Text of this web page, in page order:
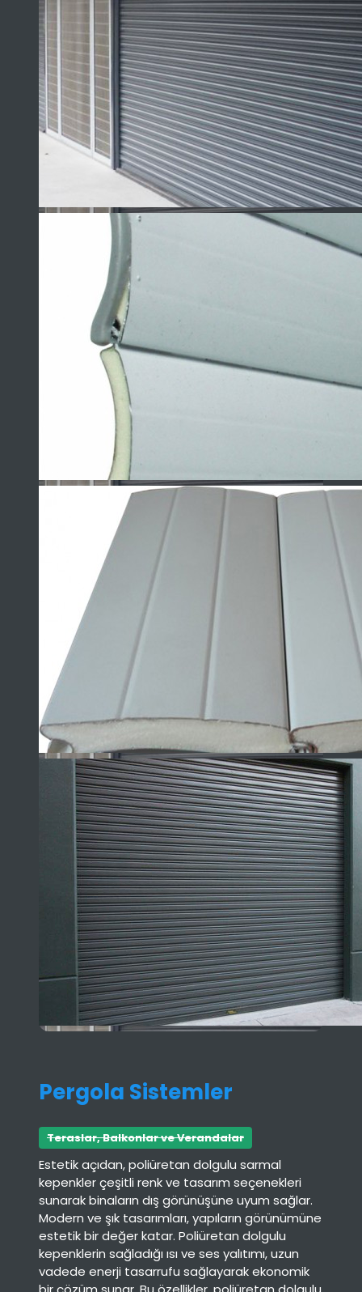
Pergola Sistemler
Teraslar, Balkonlar ve Verandalar
Estetik açıdan, poliüretan dolgulu sarmal
kepenkler çeşitli renk ve tasarım seçenekleri
sunarak binaların dış görünüşüne uyum sağlar.
Modern ve şık tasarımları, yapıların görünümüne
estetik bir değer katar. Poliüretan dolgulu
kepenklerin sağladığı ısı ve ses yalıtımı, uzun
vadede enerji tasarrufu sağlayarak ekonomik